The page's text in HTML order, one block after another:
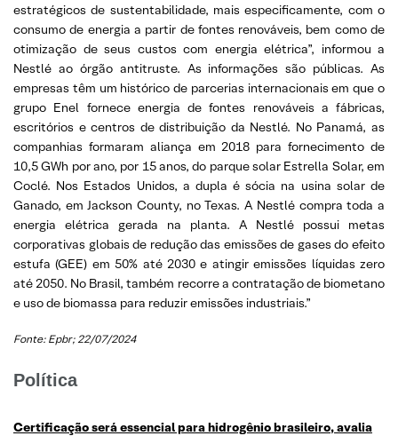
estratégicos de sustentabilidade, mais especificamente, com o
consumo de energia a partir de fontes renováveis, bem como de
otimização de seus custos com energia elétrica”, informou a
Nestlé ao órgão antitruste. As informações são públicas. As
empresas têm um histórico de parcerias internacionais em que o
grupo Enel fornece energia de fontes renováveis a fábricas,
escritórios e centros de distribuição da Nestlé. No Panamá, as
companhias formaram aliança em 2018 para fornecimento de
10,5 GWh por ano, por 15 anos, do parque solar Estrella Solar, em
Coclé. Nos Estados Unidos, a dupla é sócia na usina solar de
Ganado, em Jackson County, no Texas. A Nestlé compra toda a
energia elétrica gerada na planta. A Nestlé possui metas
corporativas globais de redução das emissões de gases do efeito
estufa (GEE) em 50% até 2030 e atingir emissões líquidas zero
até 2050. No Brasil, também recorre a contratação de biometano
e uso de biomassa para reduzir emissões industriais.”
Fonte: Epbr; 22/07/2024
Política
Certificação será essencial para hidrogênio brasileiro, avalia